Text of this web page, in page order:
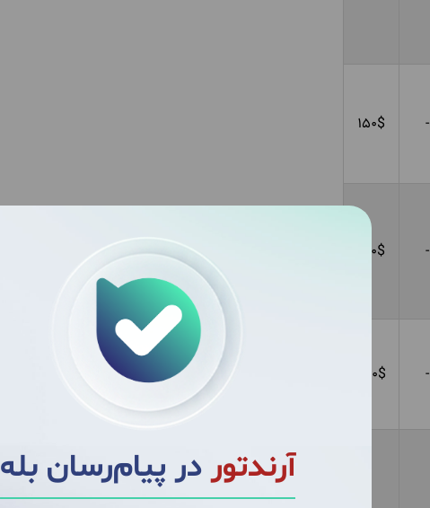
آرندتوردر پیام‌رسان بله
-
150$
-
150$
-
310$